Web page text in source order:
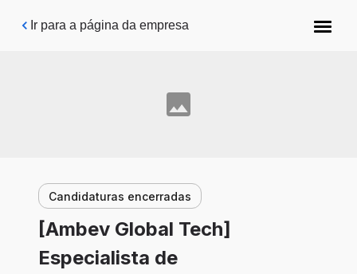
Pular para o conteúdo principal
Ir para a página da empresa
Candidaturas encerradas
[Ambev Global Tech]
Especialista de